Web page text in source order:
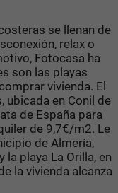
se llenan de
relax o
Fotocasa ha
son las playas
vivienda. El
ubicada en Conil de
de España para
de 9,7€/m2. Le
de Almería,
la playa La Orilla, en
la vivienda alcanza